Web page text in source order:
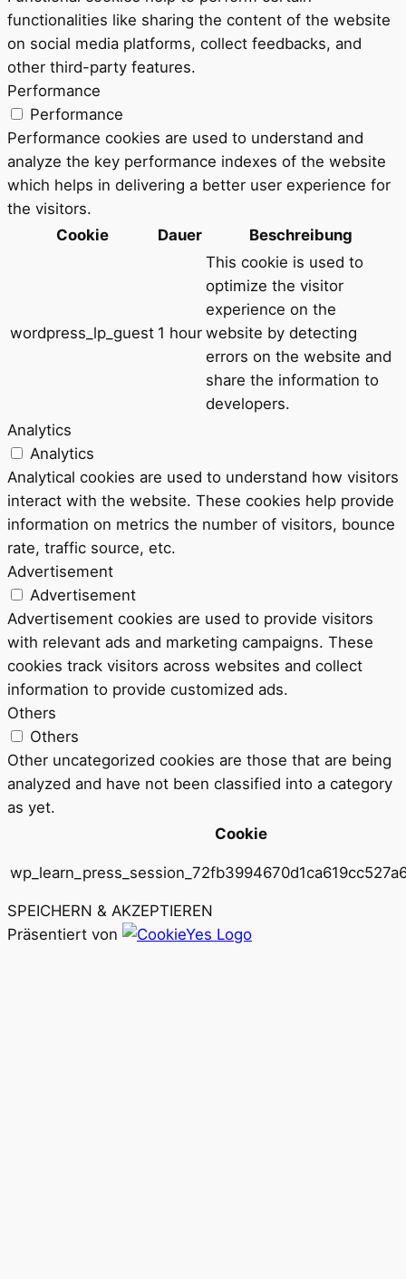
functionalities like sharing the content of the website
on social media platforms, collect feedbacks, and
other third-party features.
Performance
Performance
Performance cookies are used to understand and
analyze the key performance indexes of the website
which helps in delivering a better user experience for
the visitors.
Cookie
Dauer Beschreibung
wordpress_lp_guest 1 hour
This cookie is used to
optimize the visitor
experience on the
website by detecting
errors on the website and
share the information to
developers.
Analytics
Analytics
Analytical cookies are used to understand how visitors
interact with the website. These cookies help provide
information on metrics the number of visitors, bounce
rate, traffic source, etc.
Advertisement
Advertisement
Advertisement cookies are used to provide visitors
with relevant ads and marketing campaigns. These
cookies track visitors across websites and collect
information to provide customized ads.
Others
Others
Other uncategorized cookies are those that are being
analyzed and have not been classified into a category
as yet.
Cookie
SPEICHERN & AKZEPTIEREN
Präsentiert von